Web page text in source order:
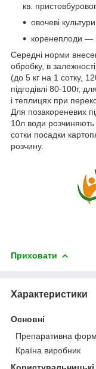
кв.
овочеві
коренеплоди —
Середні норми
обробку, в
(до 5 кг на 1 сотку,
підгодівлі 80-100г,
і теплицях при
Для позакореневих
10л води розчиняють
сотки посадки
розчину.
Приховати
Характеристики
Основні
Препаративна
Країна виробник